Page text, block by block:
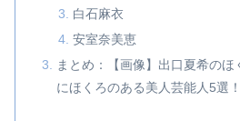
白石麻衣
安室奈美恵
まとめ：【画像】出口夏希の
にほくろのある美人芸能人5選！